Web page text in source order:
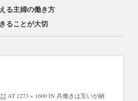
る主婦の働き方
ることが大切
AT 1273 × 1600IN 共働きは互いが納